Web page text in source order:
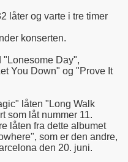
låter og varte i tre timer
konserten.
"Lonesome Day",
You Down" og "Prove It
låten "Long Walk
som låt nummer 11.
låten fra dette albumet
som er den andre,
den 20. juni.